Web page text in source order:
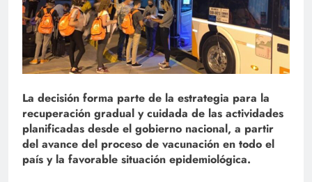
La decisión forma parte de la estrategia para la
recuperación gradual y cuidada de las actividades
planificadas desde el gobierno nacional, a partir
del avance del proceso de vacunación en todo el
país y la favorable situación epidemiológica.